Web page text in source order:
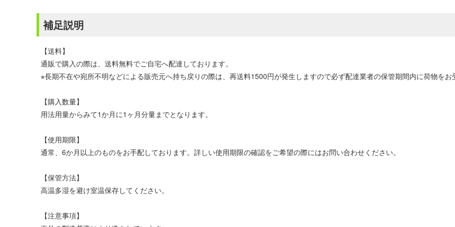
補足説明
【送料】
通販で購入の際は、送料無料でご自宅へ配達しております。
※長期不在や宛所不明などによる販売元へ持ち戻りの際は、再送料1500円が発生しますので必ず配達業者の保管期間内に荷物をお
【購入数量】
用法用量からみて1か月に1ヶ月分量までとなります。
【使用期限】
通常、6か月以上のものをお手配しております。詳しい使用期限の確認をご希望の際にはお問い合わせください。
【保管方法】
高温多湿を避け室温保存してください。
【注意事項】